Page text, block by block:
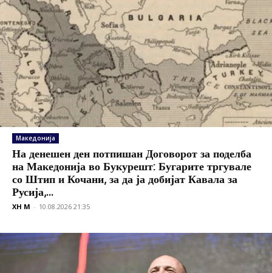
Македонија
На денешен ден потпишан Договорот за поделба
на Македонија во Букурешт: Бугарите тргувале
со Штип и Кочани, за да ја добијат Кавала за
Русија,...
XH M - 10.08.2026 21:35